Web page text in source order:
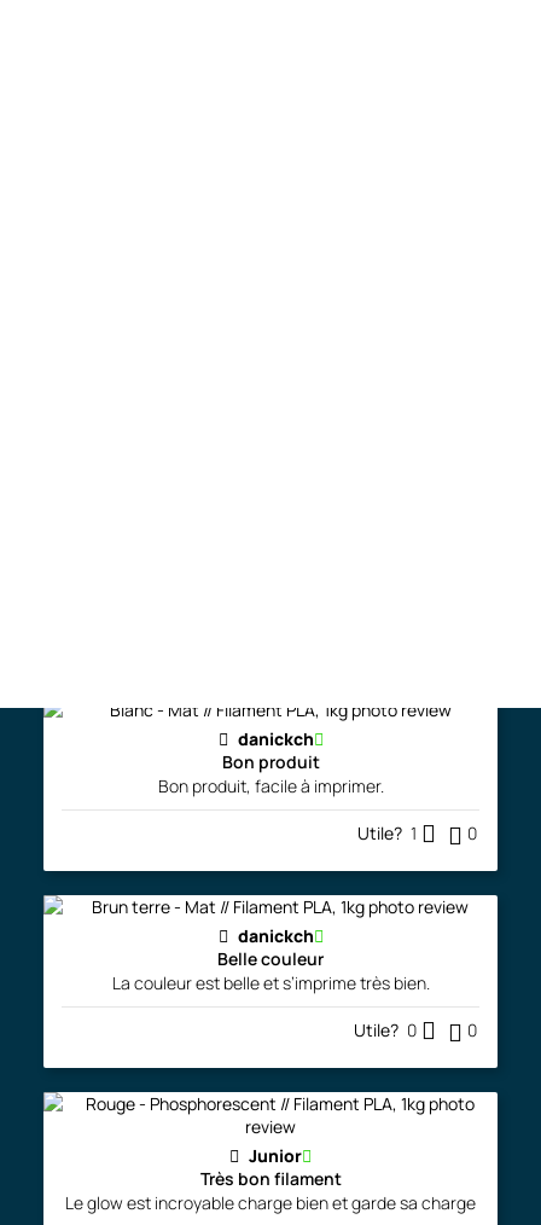
danickch
Bon produit
Bon produit, facile à imprimer.
Utile? 1 0
danickch
Belle couleur
La couleur est belle et s’imprime très bien.
Utile? 0 0
Junior
Très bon filament
Le glow est incroyable charge bien et garde sa charge